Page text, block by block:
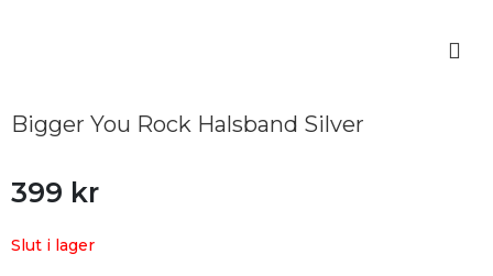
Bigger You Rock Halsband Silver
399 kr
Slut i lager